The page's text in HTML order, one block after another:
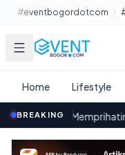
Lewati ke konten
#eventbogordotcom
Home Lifestyle
BREAKING · 08.51